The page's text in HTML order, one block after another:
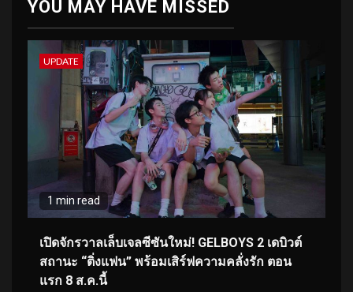
YOU MAY HAVE MISSED
UPDATE
1 min read
เปิดจักรวาลเล็บเจลซีซันใหม่! GELBOYS 2 เดบิวต์
สถานะ “ติ่งแฟน” พร้อมเสิร์ฟความคลั่งรัก ตอน
แรก 8 ส.ค.นี้